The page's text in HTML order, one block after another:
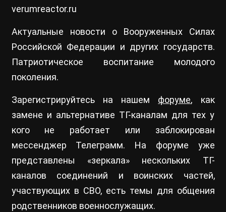
verumreactor.ru
Актуальные новости о Вооруженных Силах
Российской Федерации и других государств.
Патриотическое воспитание молодого
поколения.
Зарегистрируйтесь на нашем форуме, как
замене и альтернативе ТГ-каналам для тех у
кого не работает или заблокирован
мессенджер Телеграмм. На форуме уже
представлены «зеркала» нескольких ТГ-
каналов соединений и воинских частей,
участвующих в СВО, есть темы для общения
родственников военнослужащих.